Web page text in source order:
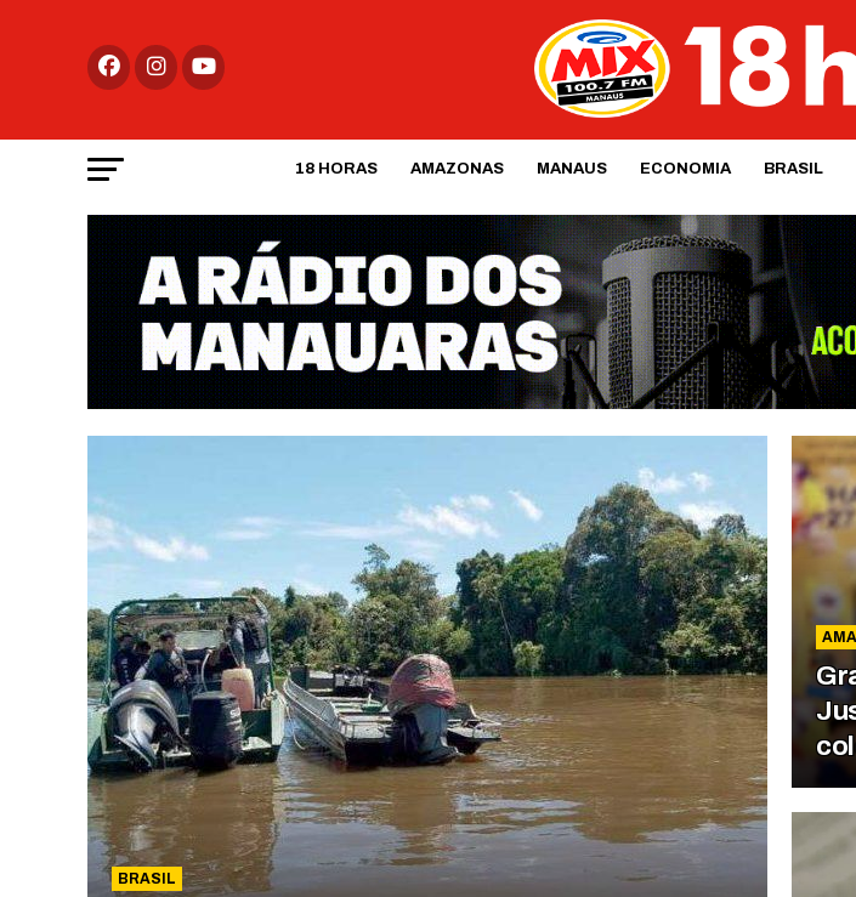
18 HORAS AMAZONAS MANAUS ECONOMIA BRASIL
BRASIL